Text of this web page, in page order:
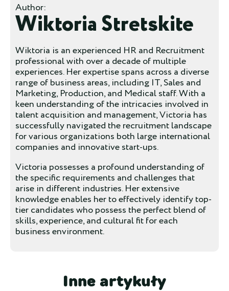
Author:
Wiktoria Stretskite
Wiktoria is an experienced HR and Recruitment
professional with over a decade of multiple
experiences. Her expertise spans across a diverse
range of business areas, including IT, Sales and
Marketing, Production, and Medical staff. With a
keen understanding of the intricacies involved in
talent acquisition and management, Victoria has
successfully navigated the recruitment landscape
for various organizations both large international
companies and innovative start-ups.
Victoria possesses a profound understanding of
the specific requirements and challenges that
arise in different industries. Her extensive
knowledge enables her to effectively identify top-
tier candidates who possess the perfect blend of
skills, experience, and cultural fit for each
business environment.
Inne artykuły